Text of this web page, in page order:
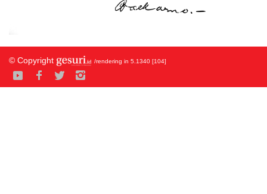
© Copyright /rendering in 5.1340 [104]